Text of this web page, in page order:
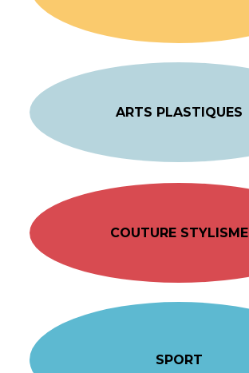
ARTS PLASTIQUES
COUTURE STYLISME
SPORT